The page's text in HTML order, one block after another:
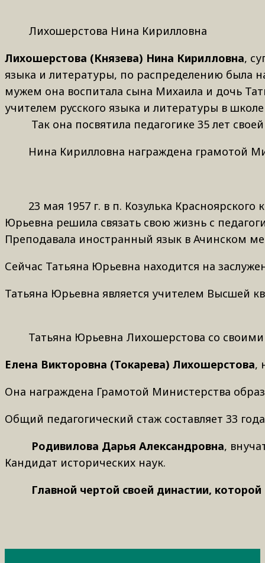
Лихошерстова Нина Кирилловна
Лихошерстова (Князева) Нина Кирилловна,
языка и литературы, по распределению была
мужем она воспитала сына Михаила и дочь
учителем русского языка и литературы в
Так она посвятила педагогике 35 лет
Нина Кирилловна награждена грамотой
23 мая 1957 г. в п. Козулька
Юрьевна решила связать свою жизнь с
Преподавала иностранный язык в Ачинском
Сейчас Татьяна Юрьевна находится на
Татьяна Юрьевна является учителем Высшей
Татьяна Юрьевна Лихошерстова со
Елена Викторовна (Токарева) Лихошерстова,
Она награждена Грамотой Министерства
Общий педагогический стаж составляет 33
Родивилова Дарья Александровна,
Кандидат исторических наук.
Главной чертой своей династии,